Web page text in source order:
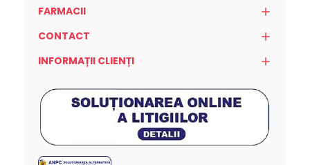
FARMACII
CONTACT
INFORMAȚII CLIENȚI